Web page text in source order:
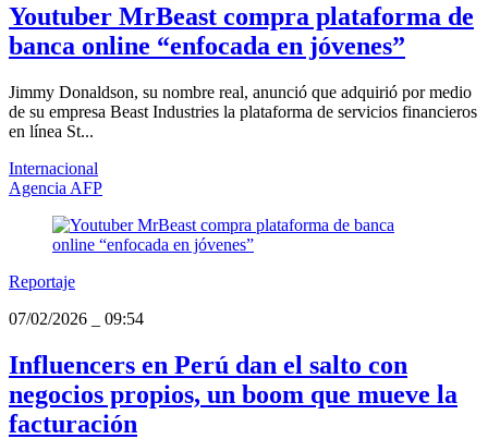
Youtuber MrBeast compra plataforma de
banca online “enfocada en jóvenes”
Jimmy Donaldson, su nombre real, anunció que adquirió por medio
de su empresa Beast Industries la plataforma de servicios financieros
en línea St...
Internacional
Agencia AFP
Reportaje
07/02/2026
09:54
Influencers en Perú dan el salto con
negocios propios, un boom que mueve la
facturación